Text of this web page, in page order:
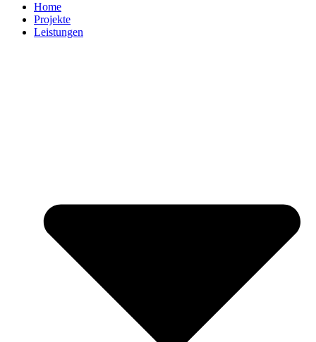
Home
Projekte
Leistungen